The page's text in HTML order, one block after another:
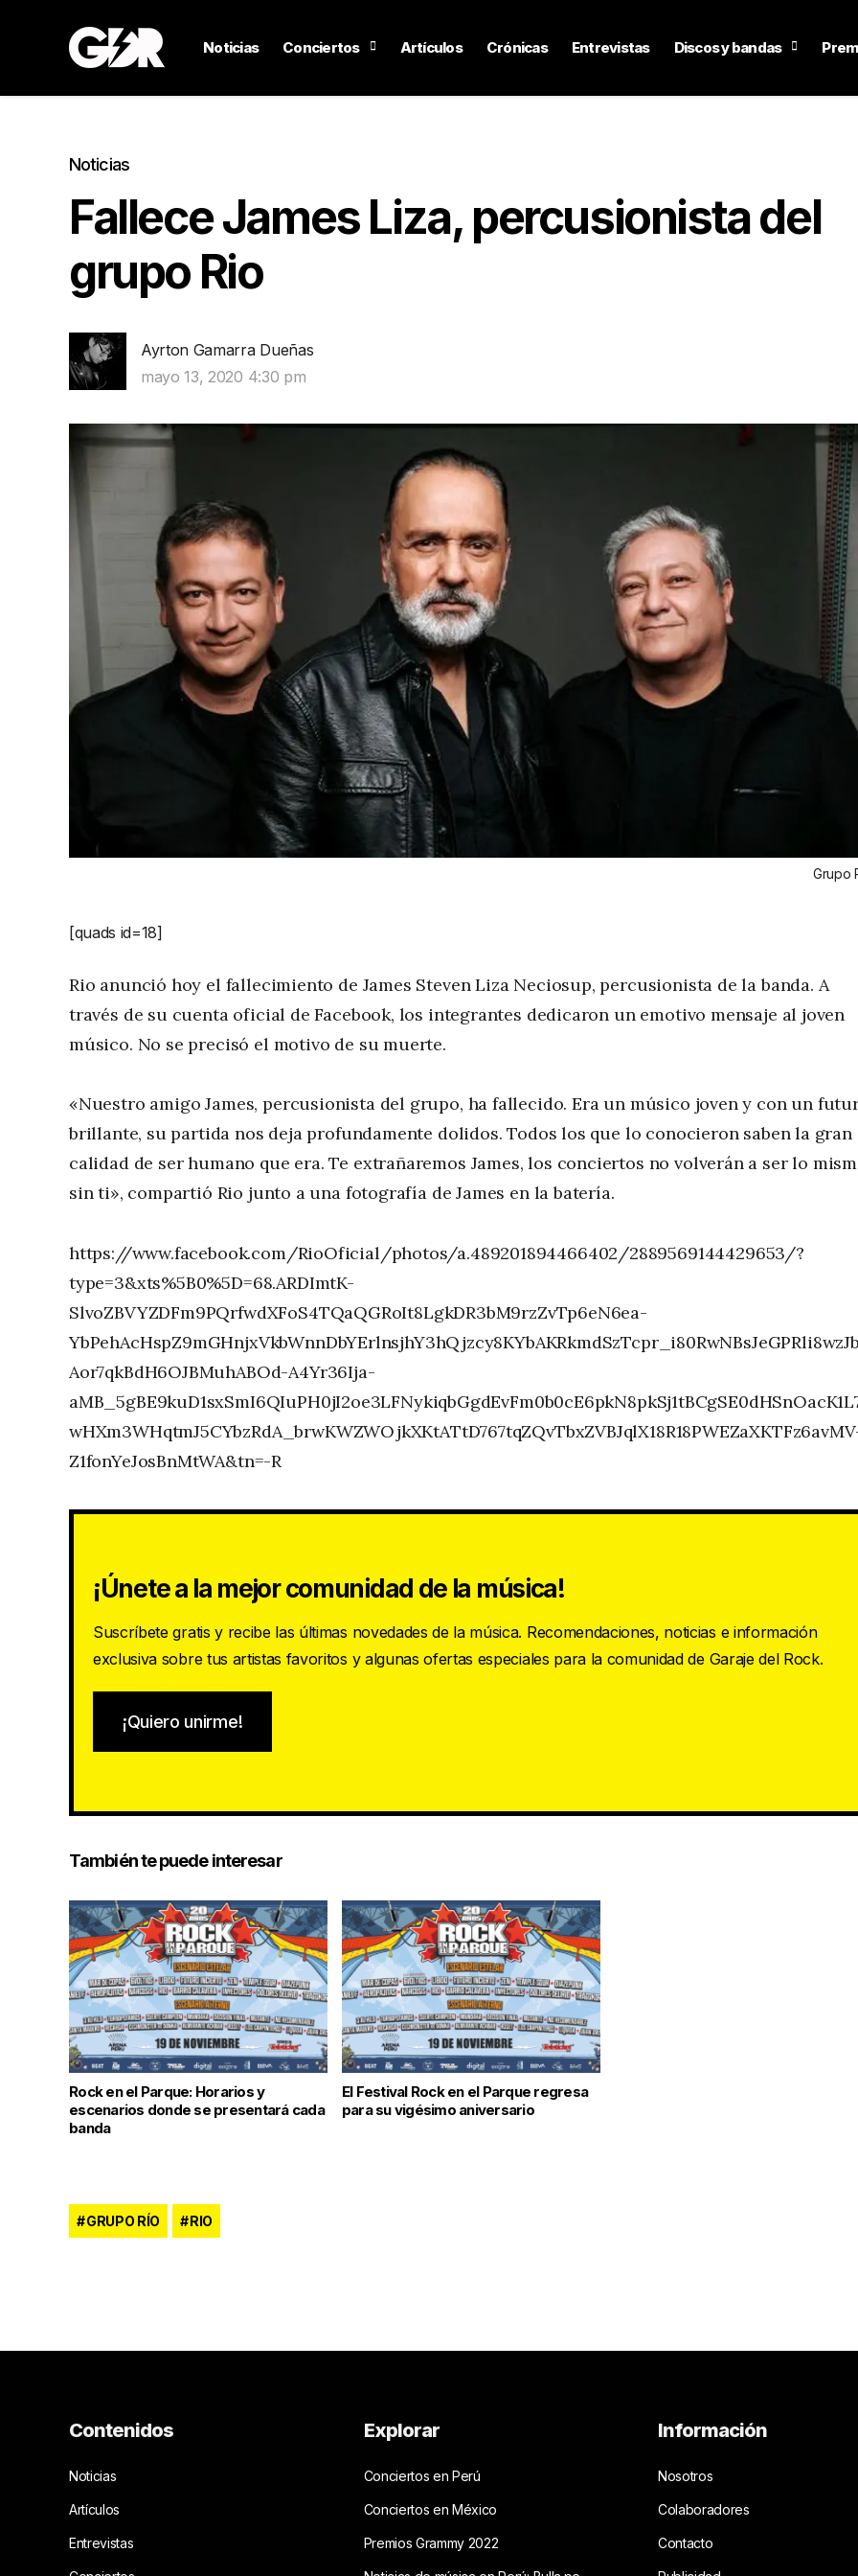
Noticias Conciertos Artículos Crónicas Entrevistas Discos y bandas
Noticias
Fallece James Liza, percusionista del
grupo Rio
Ayrton Gamarra Dueñas
mayo 13, 2020 4:30 pm
Grupo
[quads id=18]
Rio anunció hoy el fallecimiento de James Steven Liza Neciosup, percusionista de la banda. A
través de su cuenta oficial de Facebook, los integrantes dedicaron un emotivo mensaje al joven
músico. No se precisó el motivo de su muerte.
«Nuestro amigo James, percusionista del grupo, ha fallecido. Era un músico joven y con un
brillante, su partida nos deja profundamente dolidos. Todos los que lo conocieron saben la gran
calidad de ser humano que era. Te extrañaremos James, los conciertos no volverán a ser lo
sin ti», compartió Rio junto a una fotografía de James en la batería.
https://www.facebook.com/RioOficial/photos/a.489201894466402/2889569144429653/?
type=3&xts%5B0%5D=68.ARDImtK-
SlvoZBVYZDFm9PQrfwdXFoS4TQaQGRoIt8LgkDR3bM9rzZvTp6eN6ea-
Aor7qkBdH6OJBMuhABOd-A4Yr36Ija-
Z1fonYeJosBnMtWA&tn=-R
¡Únete a la mejor comunidad de la música!
Suscríbete gratis y recibe las últimas novedades de la música. Recomendaciones, noticias e información
exclusiva sobre tus artistas favoritos y algunas ofertas especiales para la comunidad de Garaje del Rock.
¡Quiero unirme!
También te puede interesar
Rock en el Parque: Horarios y
escenarios donde se presentará cada
banda
El Festival Rock en el Parque regresa
para su vigésimo aniversario
GRUPO RÍO RIO
Contenidos
Noticias
Artículos
Entrevistas
Explorar
Conciertos en Perú
Conciertos en México
Premios Grammy 2022
Información
Nosotros
Colaboradores
Contacto